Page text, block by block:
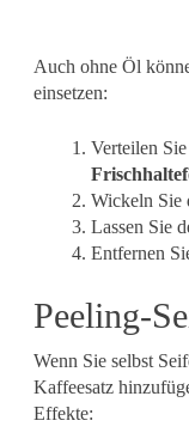
Auch ohne Öl
einsetzen:
Verteilen
Wickeln Sie
Lassen Sie
Entfernen
Peeling-
Wenn Sie selbst
Kaffeesatz
Effekte: